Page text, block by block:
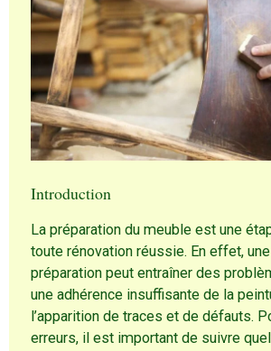
Introduction
La préparation du meuble est une
toute rénovation réussie. En effet,
préparation peut entraîner des
une adhérence insuffisante de la
l’apparition de traces et de défauts.
erreurs, il est important de suivre